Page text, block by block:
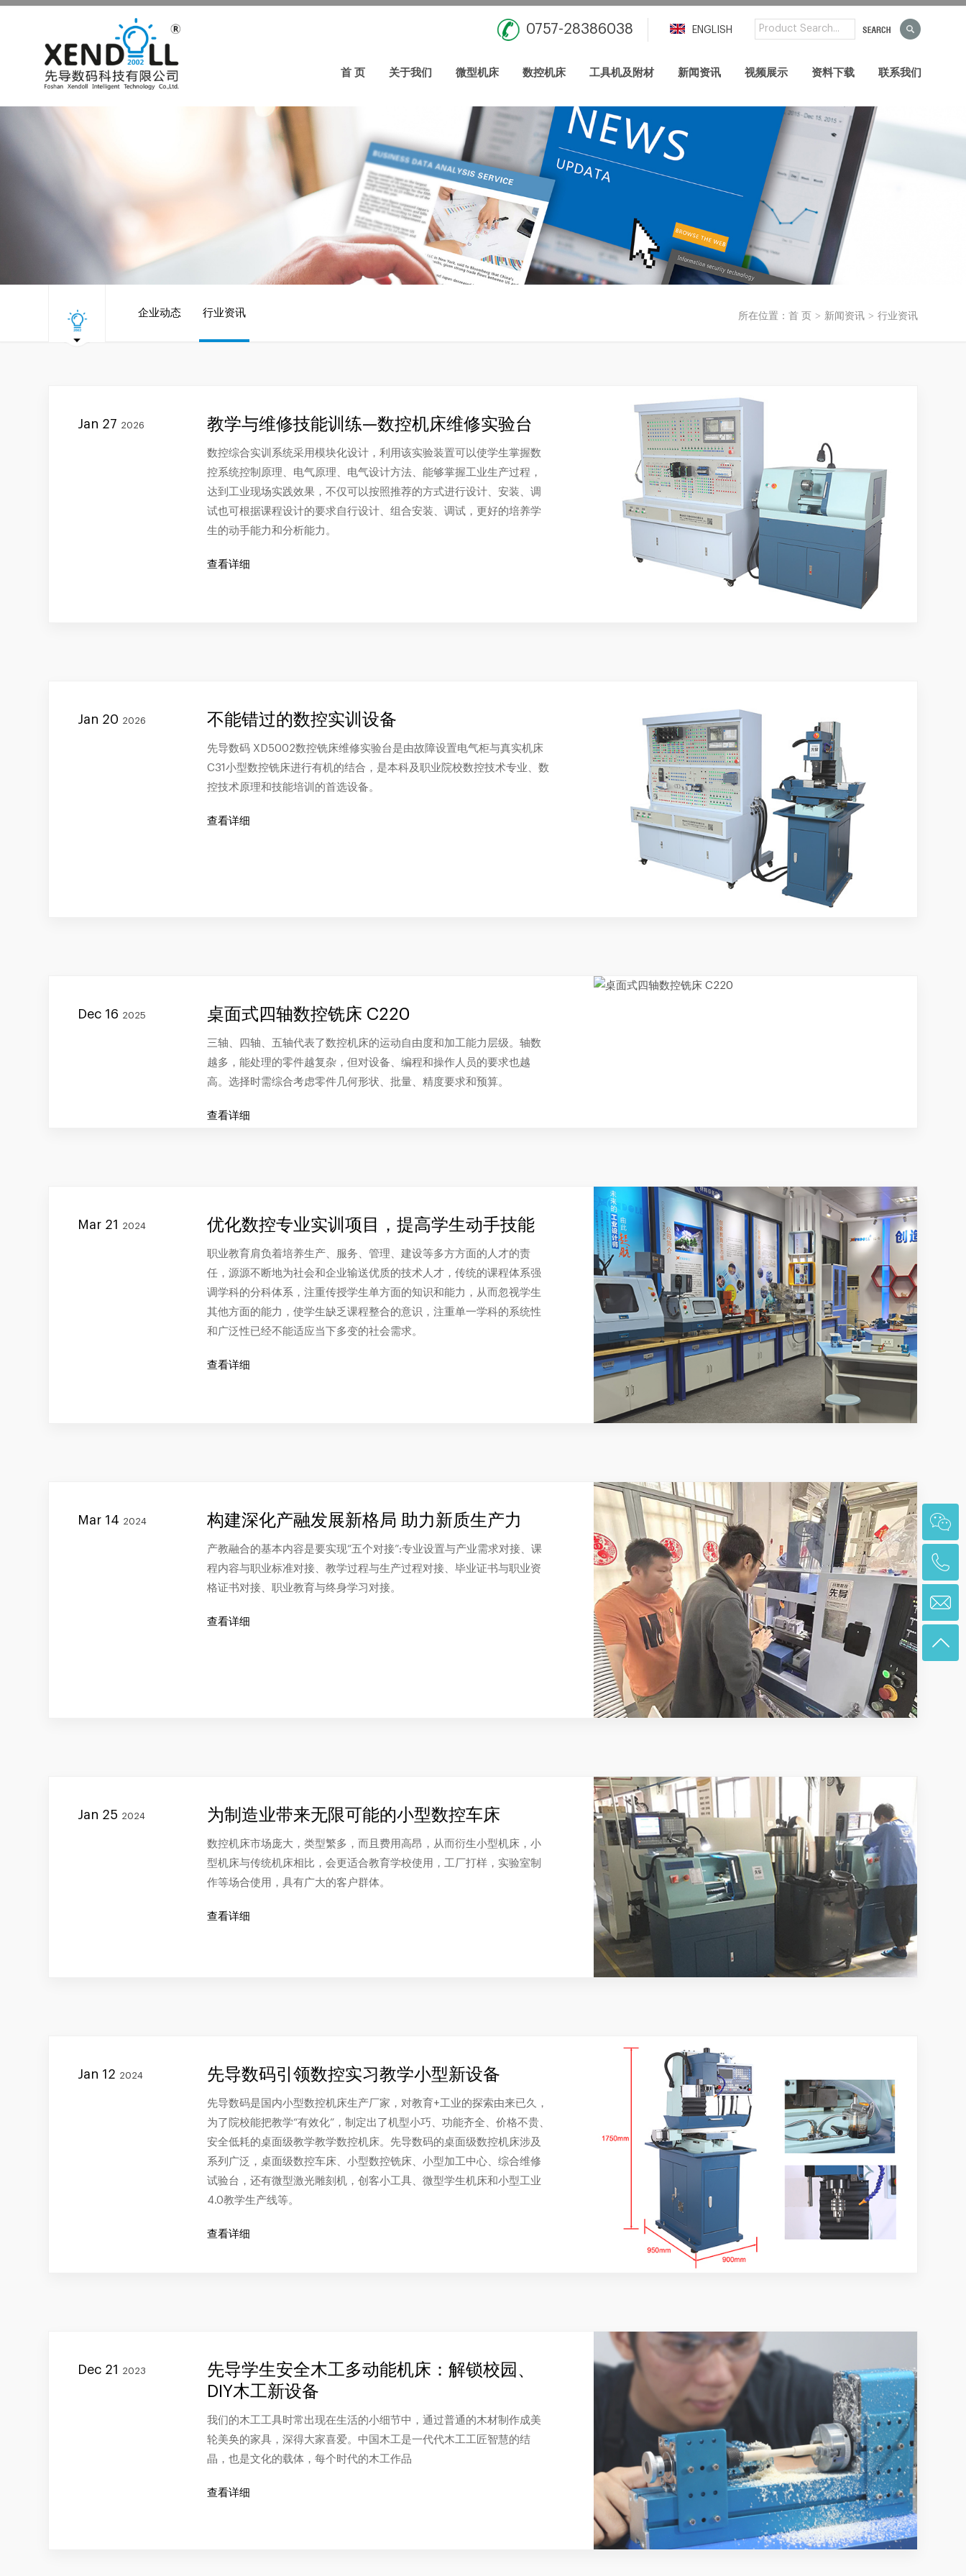
0757-28386038 ENGLISH
首 页 关于我们 微型机床 数控机床 工具机及附材 新闻资讯 视频展示 资料下载 联系我们
企业动态 行业资讯 所在位置： 首 页 > 新闻资讯 > 行业资讯
Jan 27 2026 教学与维修技能训练—数控机床维修实验台
数控综合实训系统采用模块化设计，利用该实验装置可以使学生掌握数
控系统控制原理、电气原理、电气设计方法、能够掌握工业生产过程，
达到工业现场实践效果，不仅可以按照推荐的方式进行设计、安装、调
试也可根据课程设计的要求自行设计、组合安装、调试，更好的培养学
生的动手能力和分析能力。
查看详细
Jan 20 2026 不能错过的数控实训设备
先导数码 XD5002数控铣床维修实验台是由故障设置电气柜与真实机床
C31小型数控铣床进行有机的结合，是本科及职业院校数控技术专业、数
控技术原理和技能培训的首选设备。
查看详细
Dec 16 2025 桌面式四轴数控铣床 C220
三轴、四轴、五轴代表了数控机床的运动自由度和加工能力层级。轴数
越多，能处理的零件越复杂，但对设备、编程和操作人员的要求也越
高。选择时需综合考虑零件几何形状、批量、精度要求和预算。
查看详细
Mar 21 2024 优化数控专业实训项目，提高学生动手技能
职业教育肩负着培养生产、服务、管理、建设等多方方面的人才的责
任，源源不断地为社会和企业输送优质的技术人才，传统的课程体系强
调学科的分科体系，注重传授学生单方面的知识和能力，从而忽视学生
其他方面的能力，使学生缺乏课程整合的意识，注重单一学科的系统性
和广泛性已经不能适应当下多变的社会需求。
查看详细
Mar 14 2024 构建深化产融发展新格局 助力新质生产力
产教融合的基本内容是要实现“五个对接”:专业设置与产业需求对接、课
程内容与职业标准对接、教学过程与生产过程对接、毕业证书与职业资
格证书对接、职业教育与终身学习对接。
查看详细
Jan 25 2024 为制造业带来无限可能的小型数控车床
数控机床市场庞大，类型繁多，而且费用高昂，从而衍生小型机床，小
型机床与传统机床相比，会更适合教育学校使用，工厂打样，实验室制
作等场合使用，具有广大的客户群体。
查看详细
Jan 12 2024 先导数码引领数控实习教学小型新设备
先导数码是国内小型数控机床生产厂家，对教育+工业的探索由来已久，
为了院校能把教学“有效化”，制定出了机型小巧、功能齐全、价格不贵、
安全低耗的桌面级教学教学数控机床。先导数码的桌面级数控机床涉及
系列广泛，桌面级数控车床、小型数控铣床、小型加工中心、综合维修
试验台，还有微型激光雕刻机，创客小工具、微型学生机床和小型工业
4.0教学生产线等。
查看详细
Dec 21 2023
先导学生安全木工多动能机床：解锁校园、
DIY木工新设备
我们的木工工具时常出现在生活的小细节中，通过普通的木材制作成美
轮美奂的家具，深得大家喜爱。中国木工是一代代木工工匠智慧的结
晶，也是文化的载体，每个时代的木工作品
查看详细